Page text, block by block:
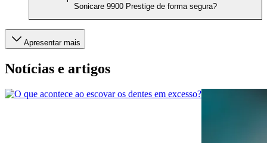
Sonicare 9900 Prestige de forma segura?
Apresentar mais
Notícias e artigos